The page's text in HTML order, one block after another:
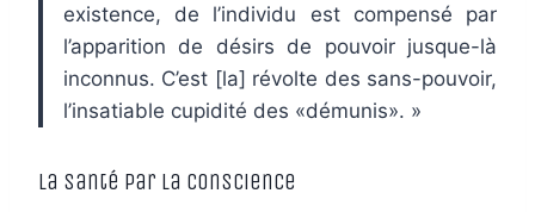
existence, de l’individu est compensé par
l’apparition de désirs de pouvoir jusque-là
inconnus. C’est [la] révolte des sans-pouvoir,
l’insatiable cupidité des «démunis». »
La santé par la conscience